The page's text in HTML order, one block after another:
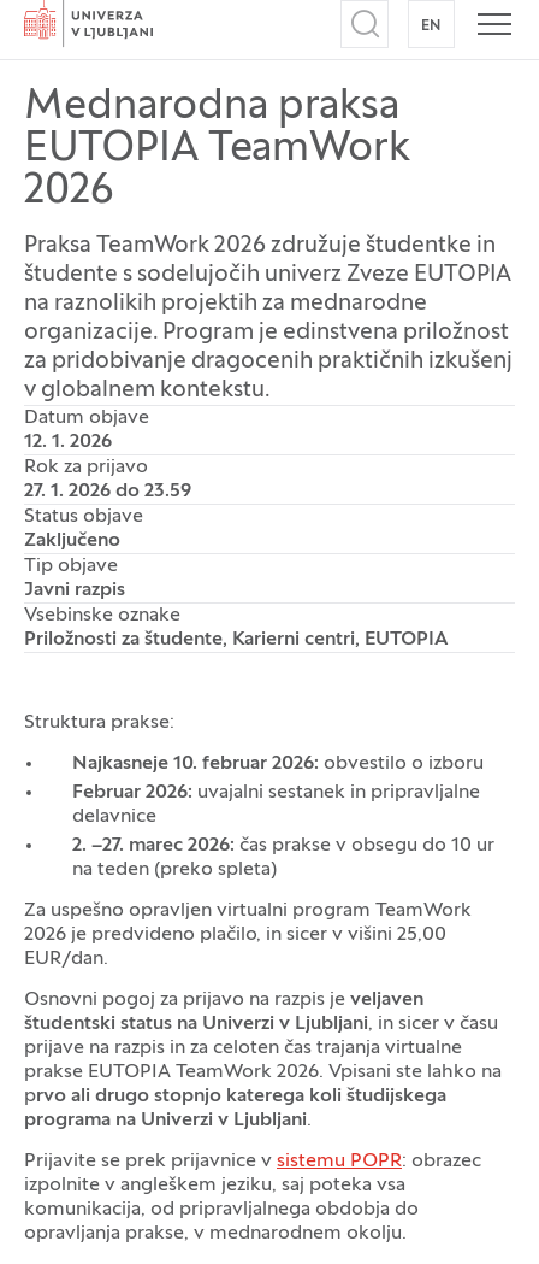
Domov
Odpri iskalnik
EN NA
Mednarodna praksa
EUTOPIA TeamWork
2026
Praksa TeamWork 2026 združuje študentke in
študente s sodelujočih univerz Zveze EUTOPIA
na raznolikih projektih za mednarodne
organizacije. Program je edinstvena priložnost
za pridobivanje dragocenih praktičnih izkušenj
v globalnem kontekstu.
Datum objave
12. 1. 2026
Rok za prijavo
27. 1. 2026 do 23.59
Status objave
Zaključeno
Tip objave
Javni razpis
Vsebinske oznake
Priložnosti za študente, Karierni centri, EUTOPIA
Struktura prakse:
Najkasneje 10. februar 2026: obvestilo o izboru
Februar 2026: uvajalni sestanek in pripravljalne
delavnice
2. –27. marec 2026: čas prakse v obsegu do 10 ur
na teden (preko spleta)
Za uspešno opravljen virtualni program TeamWork
2026 je predvideno plačilo, in sicer v višini 25,00
EUR/dan.
Osnovni pogoj za prijavo na razpis je veljaven
študentski status na Univerzi v Ljubljani, in sicer v času
prijave na razpis in za celoten čas trajanja virtualne
prakse EUTOPIA TeamWork 2026. Vpisani ste lahko na
prvo ali drugo stopnjo katerega koli študijskega
programa na Univerzi v Ljubljani.
Prijavite se prek prijavnice v sistemu POPR: obrazec
izpolnite v angleškem jeziku, saj poteka vsa
komunikacija, od pripravljalnega obdobja do
opravljanja prakse, v mednarodnem okolju.